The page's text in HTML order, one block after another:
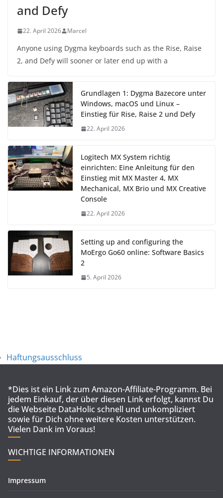
and Defy
22. April 2026 Marcel
Anyone using Dygma keyboards such as the Rise, Raise
2, and Defy will sooner or later end up with a
Grundlagen 1: Dygma Bazecore unter
Windows, macOS und Linux –
Einstieg für Rise, Raise 2 und Defy
22. April 2026
Logitech MX System richtig
einrichten: Eine Anleitung für den
Einstieg mit MX Master 4, MX
Mechanical, MX Brio und MX Creative
Console
22. April 2026
Setting up and configuring the
MoErgo Go60 online: Software Basics
2
5. April 2026
Haftungsausschluss
*Dies ist ein Link zum Amazon-Affiliate-Programm. Bei
jedem Einkauf, der über diesen Link erfolgt, kannst Du
die Webseite DataHolic schnell und unkompliziert
sowie für Dich ohne weitere Kosten unterstützen.
Vielen Dank im Voraus!
WICHTIGE INFORMATIONEN
Impressum